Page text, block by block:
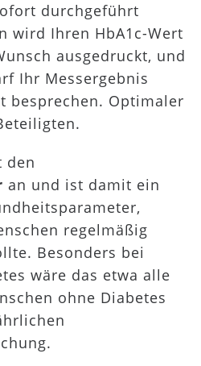
durchgeführt
wird Ihren HbA1c-Wert
ausgedruckt, und
Ihr Messergebnis
besprechen. Optimaler
den
an und ist damit ein
regelmäßig
Besonders bei
wäre das etwa alle
ohne Diabetes